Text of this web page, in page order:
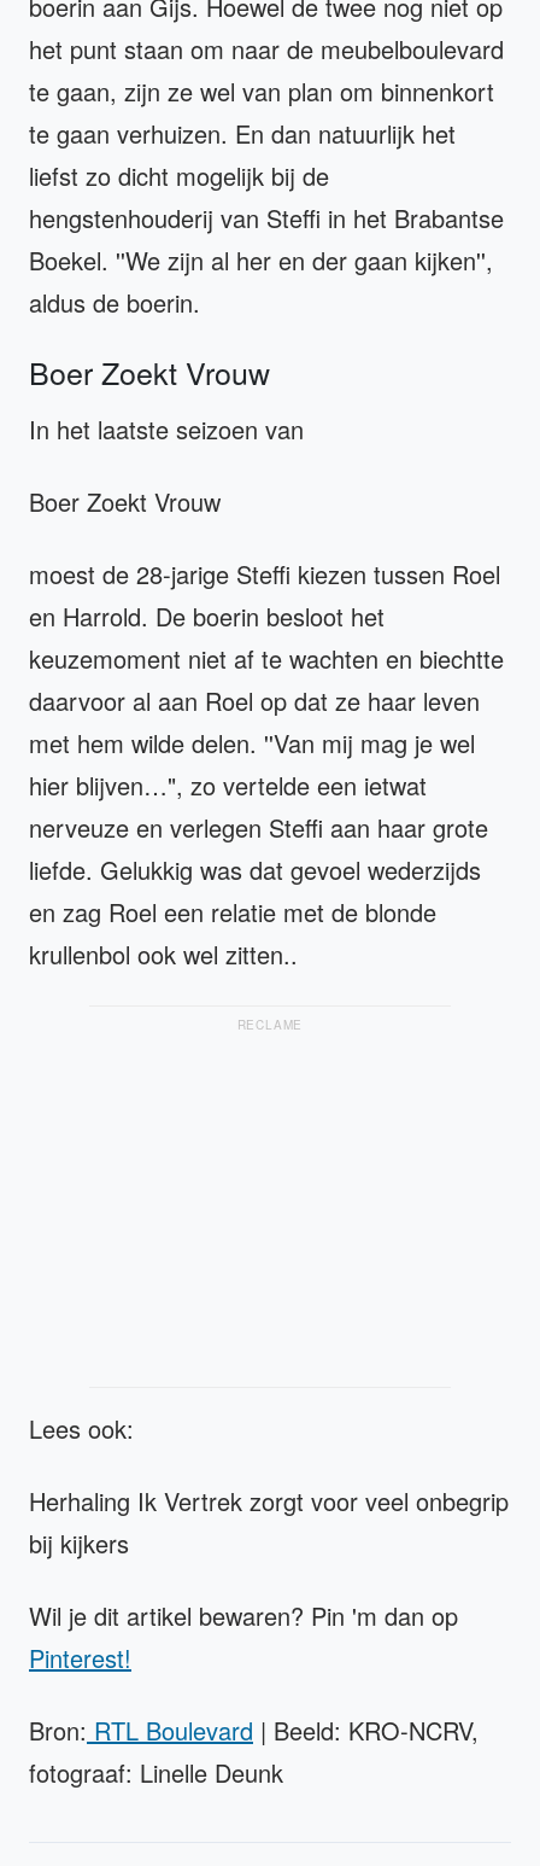
het punt staan om naar de meubelboulevard
te gaan, zijn ze wel van plan om binnenkort
te gaan verhuizen. En dan natuurlijk het
liefst zo dicht mogelijk bij de
hengstenhouderij van Steffi in het Brabantse
Boekel. ''We zijn al her en der gaan kijken'',
aldus de boerin.
Boer Zoekt Vrouw
In het laatste seizoen van
Boer Zoekt Vrouw
moest de 28-jarige Steffi kiezen tussen Roel
en Harrold. De boerin besloot het
keuzemoment niet af te wachten en biechtte
daarvoor al aan Roel op dat ze haar leven
met hem wilde delen. ''Van mij mag je wel
hier blijven…", zo vertelde een ietwat
nerveuze en verlegen Steffi aan haar grote
liefde. Gelukkig was dat gevoel wederzijds
en zag Roel een relatie met de blonde
krullenbol ook wel zitten..
RECLAME
Lees ook:
Herhaling Ik Vertrek zorgt voor veel onbegrip
bij kijkers
Wil je dit artikel bewaren? Pin 'm dan op
Pinterest!
Bron: RTL Boulevard | Beeld: KRO-NCRV,
fotograaf: Linelle Deunk